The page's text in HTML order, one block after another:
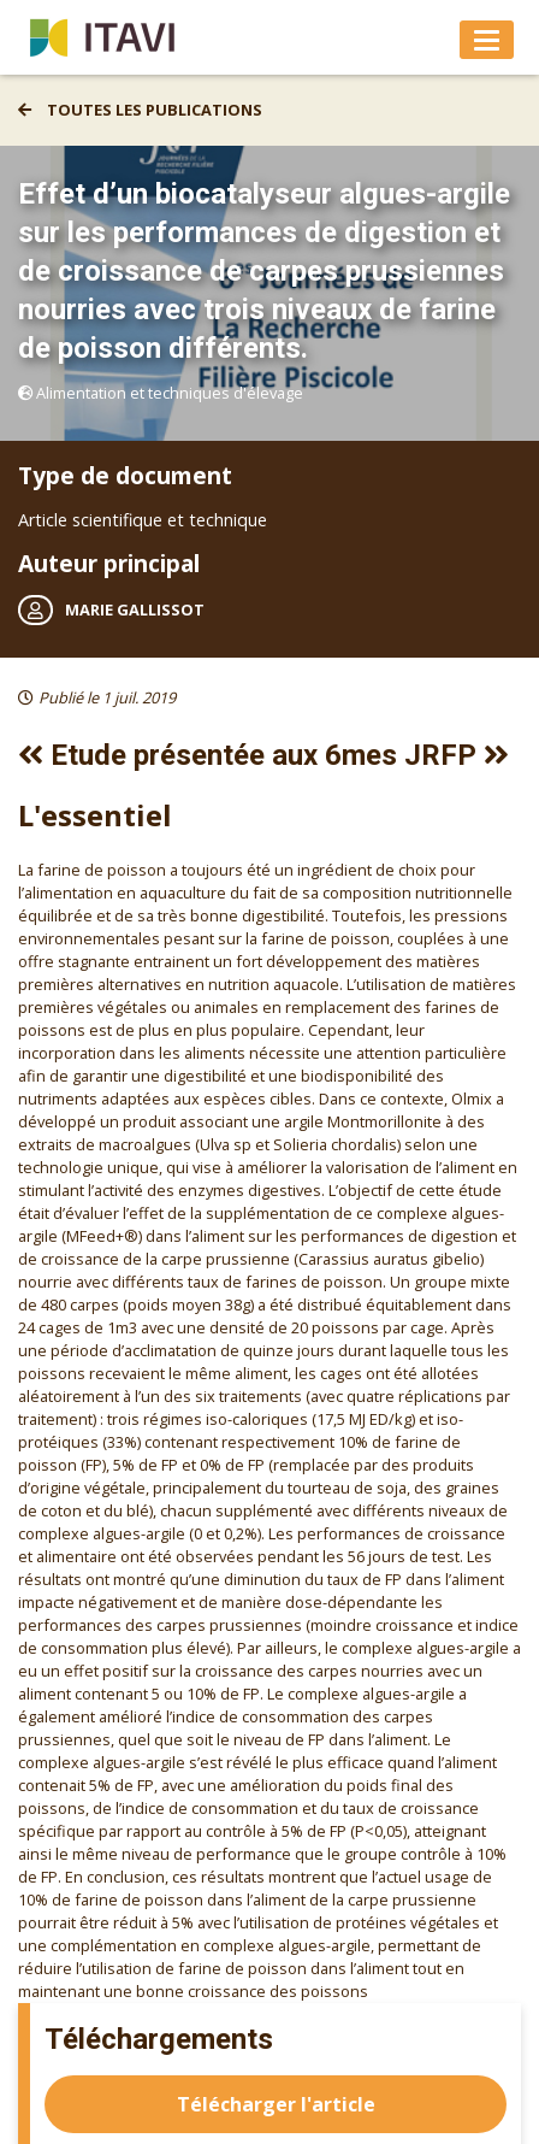
TOUTES LES PUBLICATIONS
Effet d’un biocatalyseur algues-argile
sur les performances de digestion et
de croissance de carpes prussiennes
nourries avec trois niveaux de farine
de poisson différents.
Alimentation et techniques d'élevage
Type de document
Article scientifique et technique
Auteur principal
MARIE GALLISSOT
Publié le 1 juil. 2019
Téléchargements
Télécharger l'article
Etude présentée aux 6mes JRFP
L'essentiel
La farine de poisson a toujours été un ingrédient de choix pour
l’alimentation en aquaculture du fait de sa composition nutritionnelle
équilibrée et de sa très bonne digestibilité. Toutefois, les pressions
environnementales pesant sur la farine de poisson, couplées à une
offre stagnante entrainent un fort développement des matières
premières alternatives en nutrition aquacole. L’utilisation de matières
premières végétales ou animales en remplacement des farines de
poissons est de plus en plus populaire. Cependant, leur
incorporation dans les aliments nécessite une attention particulière
afin de garantir une digestibilité et une biodisponibilité des
nutriments adaptées aux espèces cibles. Dans ce contexte, Olmix a
développé un produit associant une argile Montmorillonite à des
extraits de macroalgues (Ulva sp et Solieria chordalis) selon une
technologie unique, qui vise à améliorer la valorisation de l’aliment en
stimulant l’activité des enzymes digestives. L’objectif de cette étude
était d’évaluer l’effet de la supplémentation de ce complexe algues-
argile (MFeed+®) dans l’aliment sur les performances de digestion et
de croissance de la carpe prussienne (Carassius auratus gibelio)
nourrie avec différents taux de farines de poisson. Un groupe mixte
de 480 carpes (poids moyen 38g) a été distribué équitablement dans
24 cages de 1m3 avec une densité de 20 poissons par cage. Après
une période d’acclimatation de quinze jours durant laquelle tous les
poissons recevaient le même aliment, les cages ont été allotées
aléatoirement à l’un des six traitements (avec quatre réplications par
traitement) : trois régimes iso-caloriques (17,5 MJ ED/kg) et iso-
protéiques (33%) contenant respectivement 10% de farine de
poisson (FP), 5% de FP et 0% de FP (remplacée par des produits
d’origine végétale, principalement du tourteau de soja, des graines
de coton et du blé), chacun supplémenté avec différents niveaux de
complexe algues-argile (0 et 0,2%). Les performances de croissance
et alimentaire ont été observées pendant les 56 jours de test. Les
résultats ont montré qu’une diminution du taux de FP dans l’aliment
impacte négativement et de manière dose-dépendante les
performances des carpes prussiennes (moindre croissance et indice
de consommation plus élevé). Par ailleurs, le complexe algues-argile a
eu un effet positif sur la croissance des carpes nourries avec un
aliment contenant 5 ou 10% de FP. Le complexe algues-argile a
également amélioré l’indice de consommation des carpes
prussiennes, quel que soit le niveau de FP dans l’aliment. Le
complexe algues-argile s’est révélé le plus efficace quand l’aliment
contenait 5% de FP, avec une amélioration du poids final des
poissons, de l’indice de consommation et du taux de croissance
spécifique par rapport au contrôle à 5% de FP (P<0,05), atteignant
ainsi le même niveau de performance que le groupe contrôle à 10%
de FP. En conclusion, ces résultats montrent que l’actuel usage de
10% de farine de poisson dans l’aliment de la carpe prussienne
pourrait être réduit à 5% avec l’utilisation de protéines végétales et
une complémentation en complexe algues-argile, permettant de
réduire l’utilisation de farine de poisson dans l’aliment tout en
maintenant une bonne croissance des poissons